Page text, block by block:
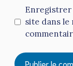
Enregistrer
site dans